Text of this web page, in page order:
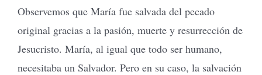
Observemos que María fue salvada del pecado
original gracias a la pasión, muerte y resurrección de
Jesucristo. María, al igual que todo ser humano,
necesitaba un Salvador. Pero en su caso, la salvación